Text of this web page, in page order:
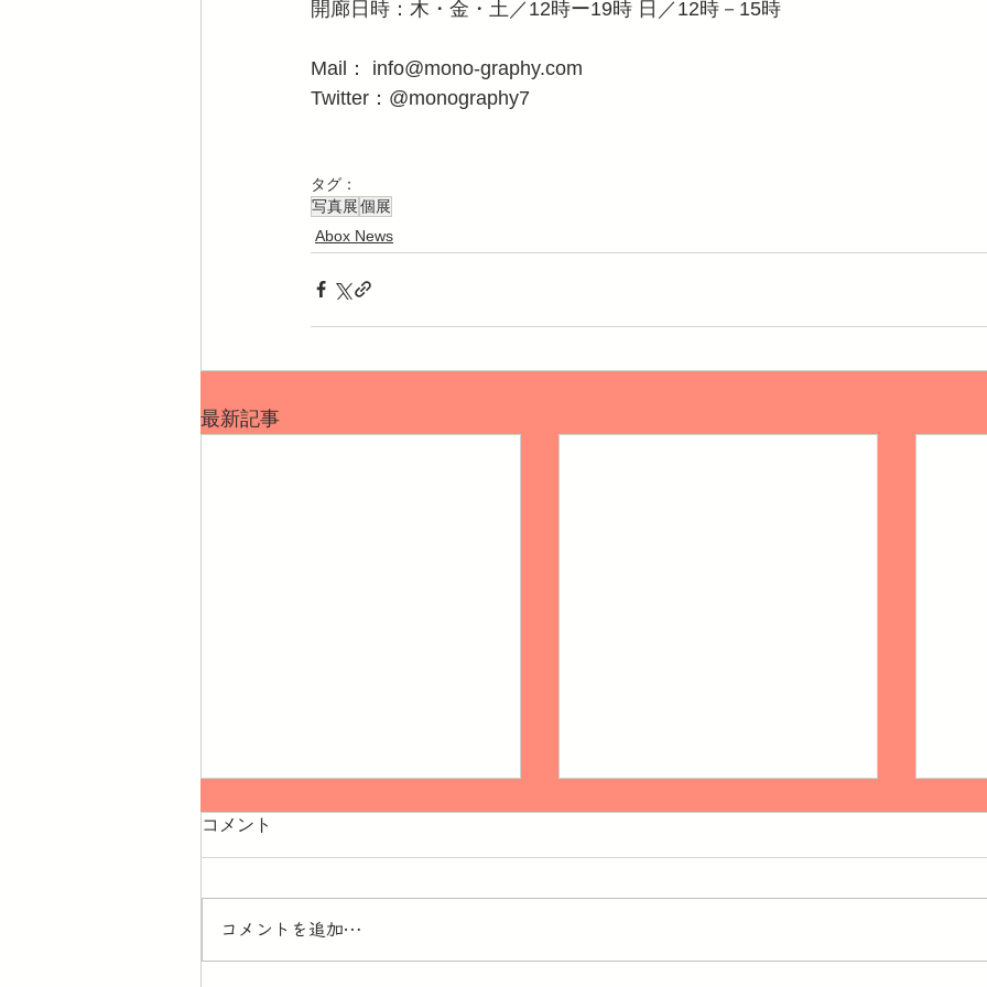
開廊日時：木・金・土／12時ー19時 日／12時－15時
Mail： info@mono-graphy.com
Twitter：@monography7
タグ：
写真展個展
Abox News
最新記事
コメント
コメントを追加…